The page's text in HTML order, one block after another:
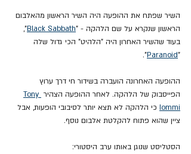
השיר שפתח את ההופעה היה השיר הראשון מהאלבום
הראשון שנקרא על שם הלהקה - "Black Sabbath
",
בעוד שהשיר האחרון היה "הלהיט" הכי גדול שלה
"
Paranoid
".
ההופעה האחרונה הועברה בשידור חי דרך ערוץ
הפייסבוק של הלהקה. לאחר ההופעה הצהיר Tony
Iommi כי הלהקה לא תצא יותר לסיבובי הופעות, אבל
ציין שהוא פתוח להקלטת אלבום נוסף.
הסטליסט שנוגן באותו ערב היסטורי: